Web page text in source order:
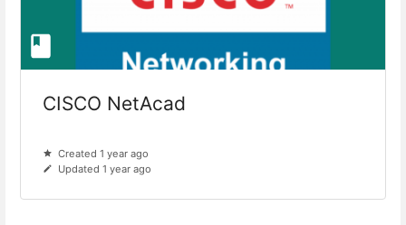
CISCO NetAcad
Created 1 year ago
Updated 1 year ago